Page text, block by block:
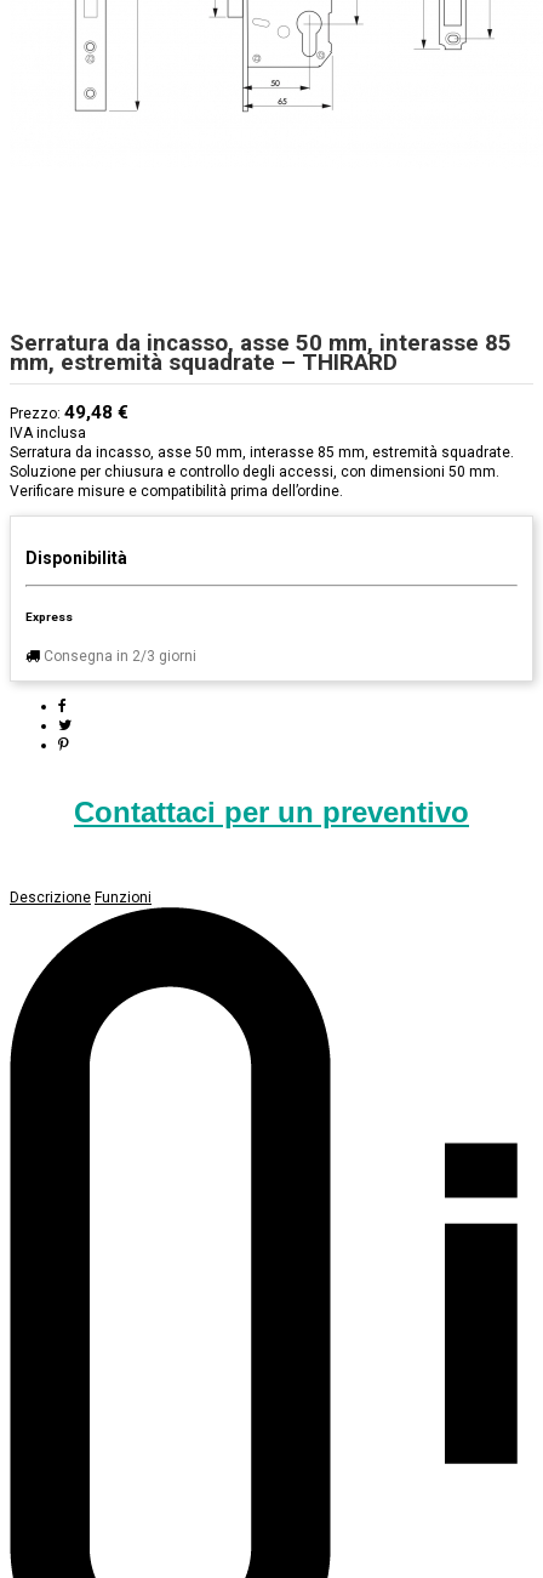
Serratura da incasso, asse 50 mm, interasse 85
mm, estremità squadrate – THIRARD
Prezzo: 49,48 €
IVA inclusa
Serratura da incasso, asse 50 mm, interasse 85 mm, estremità squadrate.
Soluzione per chiusura e controllo degli accessi, con dimensioni 50 mm.
Verificare misure e compatibilità prima dell’ordine.
Disponibilità
Express
Consegna in 2/3 giorni
Contattaci per un preventivo
Descrizione Funzioni